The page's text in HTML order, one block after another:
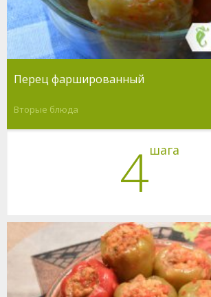
Перец фаршированный
Вторые блюда
4шага